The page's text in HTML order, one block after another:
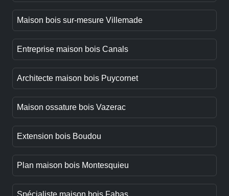
Maison bois sur-mesure Villemade
Entreprise maison bois Canals
Architecte maison bois Puycornet
Maison ossature bois Vazerac
Extension bois Boudou
Plan maison bois Montesquieu